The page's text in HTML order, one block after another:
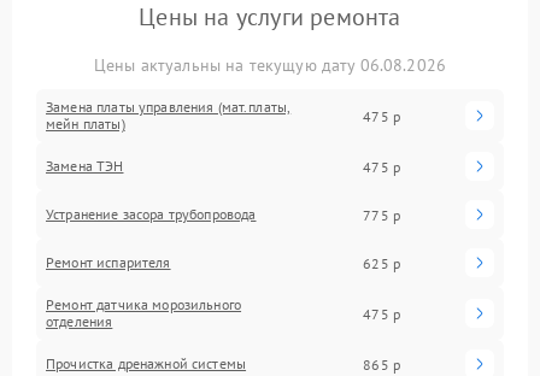
Цены на услуги ремонта
Цены актуальны на текущую дату 06.08.2026
Замена платы управления (мат.платы,
мейн платы)
475 р
Замена ТЭН 475 р
Устранение засора трубопровода 775 р
Ремонт испарителя 625 р
Ремонт датчика морозильного
отделения
475 р
Прочистка дренажной системы 865 р